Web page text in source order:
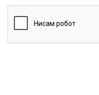
Web page
Lines and